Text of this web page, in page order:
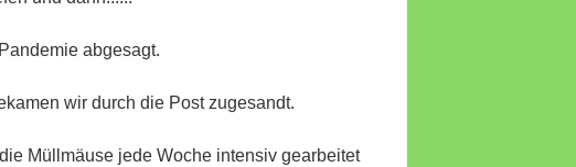
abgesagt.
wir durch die Post zugesandt.
Müllmäuse jede Woche intensiv gearbeitet